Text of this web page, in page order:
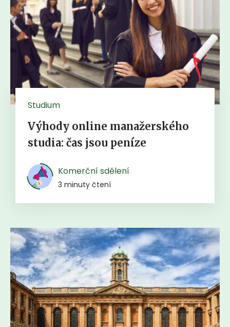
Studium
Výhody online manažerského
studia: čas jsou peníze
Komerční sdělení
3 minuty čtení